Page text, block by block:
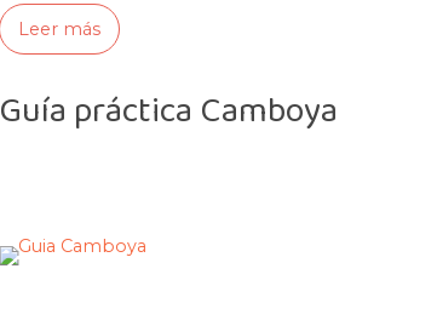
pesar de esto, la mayoría de sus gentes, han…
Leer más
Guía práctica Camboya